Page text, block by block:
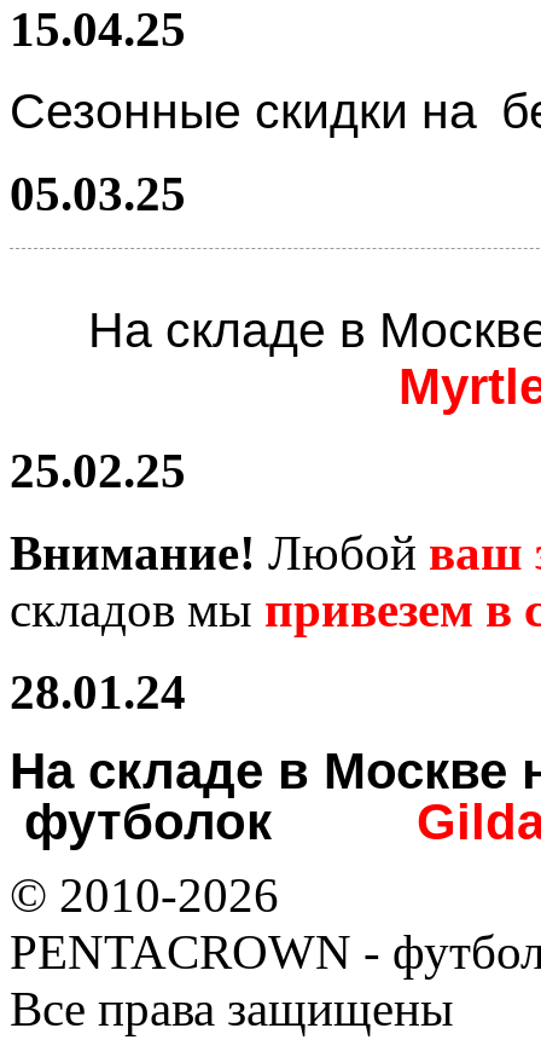
15.04.25
Сезонные скидки на
05.03.25
На складе в
25.02.25
Внимание! Любой ваш
складов мы привезем в
28.01.24
На складе в
футболок
© 2010-2026
PENTACROWN -
Все права защищены